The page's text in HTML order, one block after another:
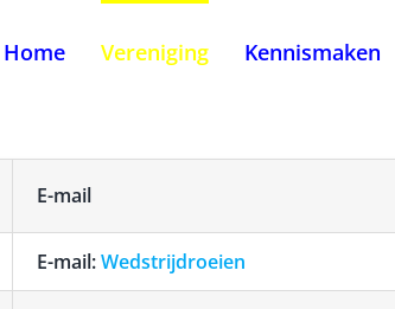
Home Vereniging Kennismaken
E-mail
E-mail:Wedstrijdroeien